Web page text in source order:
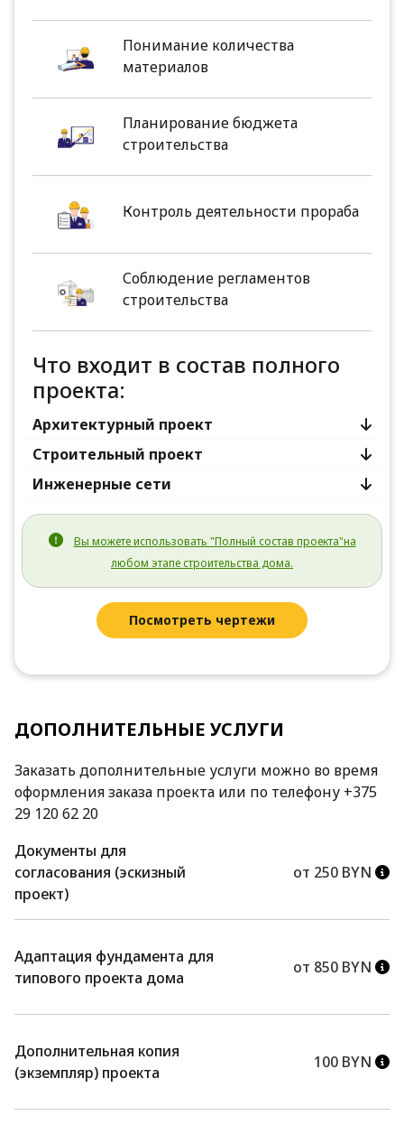
Понимание количества
материалов
Планирование бюджета
строительства
Контроль деятельности прораба
Соблюдение регламентов
строительства
Что входит в состав полного
проекта:
Архитектурный проект
Строительный проект
Инженерные сети
Вы можете использовать "Полный состав проекта"на
любом этапе строительства дома.
Посмотреть чертежи
ДОПОЛНИТЕЛЬНЫЕ УСЛУГИ
Заказать дополнительные услуги можно во время
оформления заказа проекта или по телефону +375
29 120 62 20
Документы для
согласования (эскизный
проект)
от 250 BYN
Адаптация фундамента для
типового проекта дома
от 850 BYN
Дополнительная копия
(экземпляр) проекта
100 BYN